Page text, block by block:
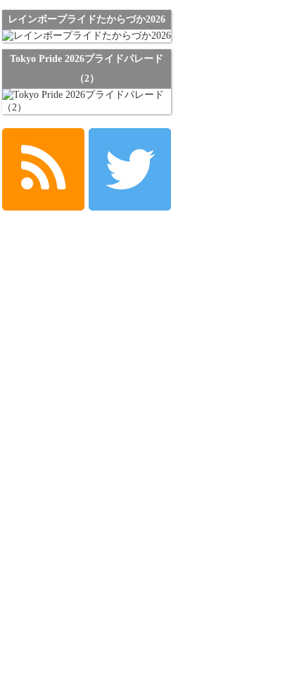
レインボープライドたからづか2026
Tokyo Pride 2026プライドパレード
（2）